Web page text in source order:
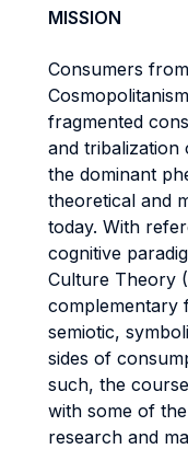
MISSION
Consumers
fragmented
and
the dominant
theoretical and
today. With
cognitive
Culture Theory
complementary
semiotic,
sides of
such, the
with some of
research and